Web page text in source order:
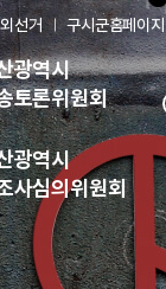
선거 구시군홈페이지
광역시
토론위원회
광역시
사심의위원회